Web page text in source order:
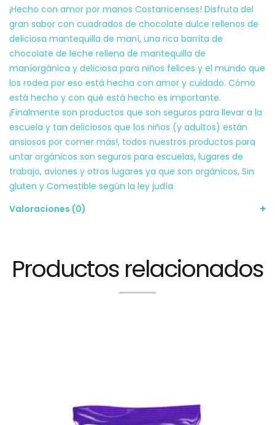
¡Hecho con amor por manos Costarricenses! Disfruta del
gran sabor con cuadrados de chocolate dulce rellenos de
deliciosa mantequilla de maní, una rica barrita de
chocolate de leche rellena de mantequilla de
maníorgánica y deliciosa para niños felices y el mundo que
los rodea por eso está hecha con amor y cuidado. Cómo
está hecho y con qué está hecho es importante.
¡Finalmente son productos que son seguros para llevar a la
escuela y tan deliciosos que los niños (y adultos) están
ansiosos por comer más!, todos nuestros productos para
untar orgánicos son seguros para escuelas, lugares de
trabajo, aviones y otros lugares ya que son orgánicos, Sin
gluten y Comestible según la ley judía
Valoraciones (0)
Productos relacionados